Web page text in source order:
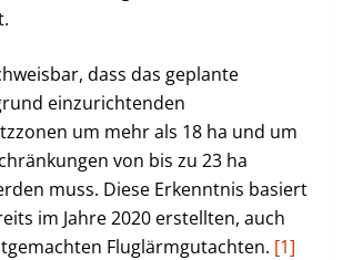
dass das geplante
einzurichtenden
um mehr als 18 ha und um
von bis zu 23 ha
muss. Diese Erkenntnis basiert
im Jahre 2020 erstellten, auch
Fluglärmgutachten. [1]